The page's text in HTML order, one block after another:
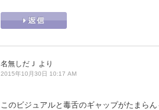
名無しだＪ より
2015年10月30日 10:17 AM
このビジュアルと毒舌のギャップがたまらん